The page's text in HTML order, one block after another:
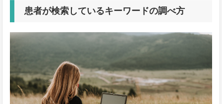
患者が検索しているキーワードの調べ方